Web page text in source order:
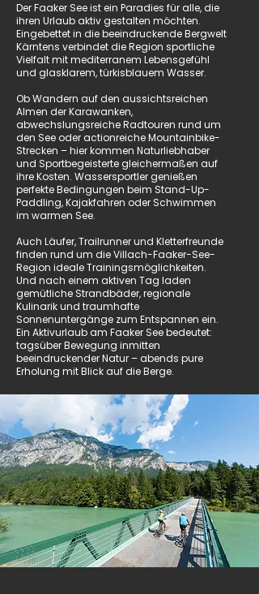
​Der Faaker See ist ein Paradies für alle, die
ihren Urlaub aktiv gestalten möchten.
Eingebettet in die beeindruckende Bergwelt
Kärntens verbindet die Region sportliche
Vielfalt mit mediterranem Lebensgefühl
und glasklarem, türkisblauem Wasser.
Ob Wandern auf den aussichtsreichen
Almen der Karawanken,
abwechslungsreiche Radtouren rund um
den See oder actionreiche Mountainbike-
Strecken – hier kommen Naturliebhaber
und Sportbegeisterte gleichermaßen auf
ihre Kosten. Wassersportler genießen
perfekte Bedingungen beim Stand-Up-
Paddling, Kajakfahren oder Schwimmen
im warmen See.
Auch Läufer, Trailrunner und Kletterfreunde
finden rund um die Villach-Faaker-See-
Region ideale Trainingsmöglichkeiten.
Und nach einem aktiven Tag laden
gemütliche Strandbäder, regionale
Kulinarik und traumhafte
Sonnenuntergänge zum Entspannen ein.
Ein Aktivurlaub am Faaker See bedeutet:
tagsüber Bewegung inmitten
beeindruckender Natur – abends pure
Erholung mit Blick auf die Berge.